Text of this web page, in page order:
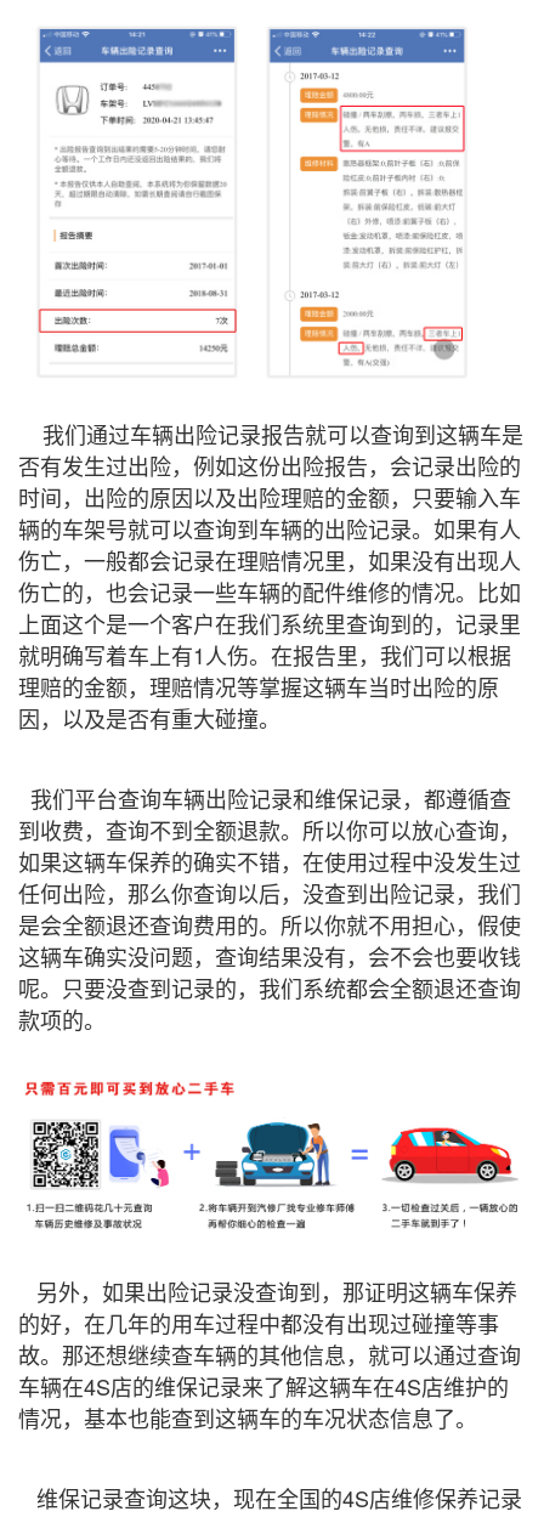
我们通过车辆出险记录报告就可以查询到这辆车是
否有发生过出险，例如这份出险报告，会记录出险的
时间，出险的原因以及出险理赔的金额，只要输入车
辆的车架号就可以查询到车辆的出险记录。如果有人
伤亡，一般都会记录在理赔情况里，如果没有出现人
伤亡的，也会记录一些车辆的配件维修的情况。比如
上面这个是一个客户在我们系统里查询到的，记录里
就明确写着车上有1人伤。在报告里，我们可以根据
理赔的金额，理赔情况等掌握这辆车当时出险的原
因，以及是否有重大碰撞。
我们平台查询车辆出险记录和维保记录，都遵循查
到收费，查询不到全额退款。所以你可以放心查询，
如果这辆车保养的确实不错，在使用过程中没发生过
任何出险，那么你查询以后，没查到出险记录，我们
是会全额退还查询费用的。所以你就不用担心，假使
这辆车确实没问题，查询结果没有，会不会也要收钱
呢。只要没查到记录的，我们系统都会全额退还查询
款项的。
另外，如果出险记录没查询到，那证明这辆车保养
的好，在几年的用车过程中都没有出现过碰撞等事
故。那还想继续查车辆的其他信息，就可以通过查询
车辆在4S店的维保记录来了解这辆车在4S店维护的
情况，基本也能查到这辆车的车况状态信息了。
维保记录查询这块，现在全国的4S店维修保养记录